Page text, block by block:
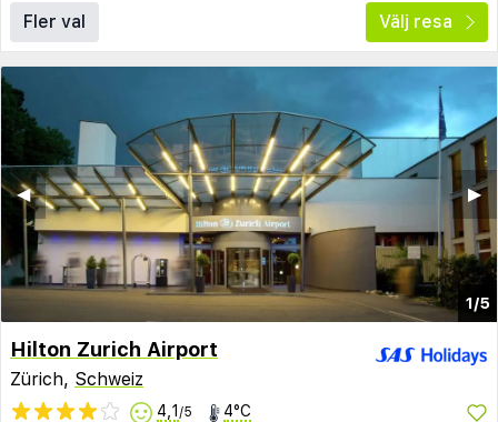
Fler val Välj resa
1/5
▶︎
◀︎
Hilton Zurich Airport
Zürich, Schweiz
4,1 /5 4°C